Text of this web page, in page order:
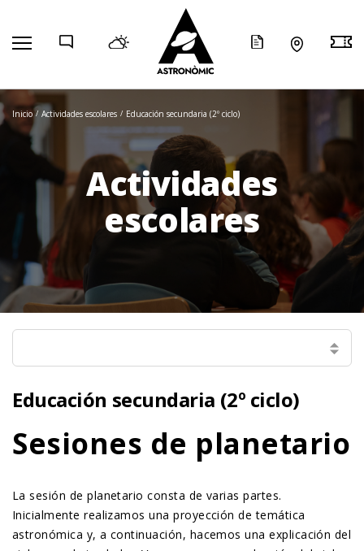
Inicio Actividades escolares Educación secundaria (2º ciclo)
Actividades
escolares
Selecciona una pàgina
Educación secundaria (2º ciclo)
Sesiones de planetario
La sesión de planetario consta de varias partes.
Inicialmente realizamos una proyección de temática
astronómica y, a continuación, hacemos una explicación del